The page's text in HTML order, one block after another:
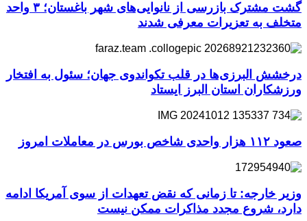
گشت مشترک بازرسی از نانوایی‌های شهر باغستان؛ ۳ واحد
متخلف به تعزیرات معرفی شدند
درخشش البرزی‌ها در قلب تکواندوی جهان؛ سئول به افتخار
ورزشکاران استان البرز ایستاد
صعود ۱۱۲ هزار واحدی شاخص بورس در معاملات امروز
وزیر خارجه: تا زمانی که نقض تعهدات از سوی آمریکا ادامه
دارد، شروع مجدد مذاکرات ممکن نیست